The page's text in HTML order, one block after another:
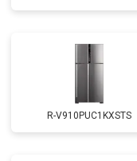
R-V910PUC1KXSTS